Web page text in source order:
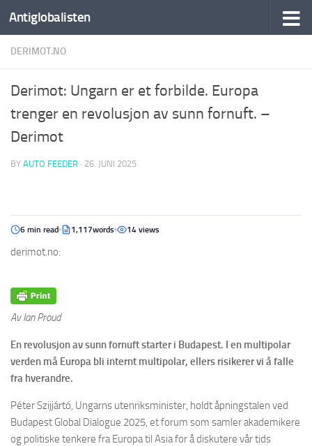
Antiglobalisten
DERIMOT.NO
Derimot: Ungarn er et forbilde. Europa
trenger en revolusjon av sunn fornuft. –
Derimot
BY AUTO FEEDER · 26. JUNI 2025
6 min read 1,117words 14 views
derimot.no:
Av Ian Proud
En revolusjon av sunn fornuft starter i Budapest. I en multipolar
verden må Europa bli internt multipolar, ellers risikerer vi å falle
fra hverandre.
Péter Szijjártó, Ungarns utenriksminister, holdt åpningstalen ved
Budapest Global Dialogue 2025, et forum som samler akademikere
og politiske tenkere fra Europa til Asia for å diskutere vår tids